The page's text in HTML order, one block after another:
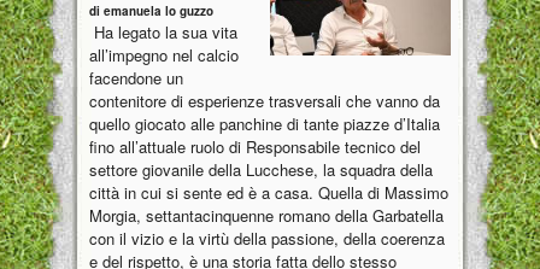
di emanuela lo guzzo
Ha legato la sua vita
all’impegno nel calcio
facendone un
contenitore di esperienze trasversali che vanno da
quello giocato alle panchine di tante piazze d’Italia
fino all’attuale ruolo di Responsabile tecnico del
settore giovanile della Lucchese, la squadra della
città in cui si sente ed è a casa. Quella di Massimo
Morgia, settantacinquenne romano della Garbatella
con il vizio e la virtù della passione, della coerenza
e del rispetto, è una storia fatta dello stesso